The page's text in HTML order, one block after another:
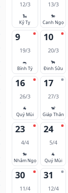
12/3
🐍
Kỷ Tỵ
13/3
🐎
Canh Ngọ
9
19/3
🐀
Bính Tý
10
20/3
🐂
Đinh Sửu
16
26/3
🐐
Quý Mùi
17
27/3
🐒
Giáp Thân
23
4/4
🐎
Nhâm Ngọ
24
5/4
🐐
Quý Mùi
30
11/4
31
12/4